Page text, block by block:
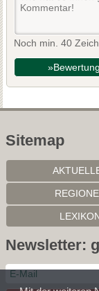
Noch min. 40
Sitemap
Newsletter: